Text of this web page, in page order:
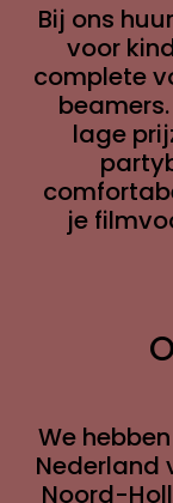
Bij ons
voor
complete
lage
je
We
Nederland
Noord-